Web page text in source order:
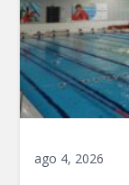
ago 4, 2026